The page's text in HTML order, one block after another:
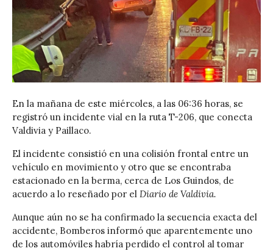
En la mañana de este miércoles, a las 06:36 horas, se
registró un incidente vial en la ruta T-206, que conecta
Valdivia y Paillaco.
El incidente consistió en una colisión frontal entre un
vehículo en movimiento y otro que se encontraba
estacionado en la berma, cerca de Los Guindos, de
acuerdo a lo reseñado por el Diario de Valdivia.
Aunque aún no se ha confirmado la secuencia exacta del
accidente, Bomberos informó que aparentemente uno
de los automóviles habría perdido el control al tomar